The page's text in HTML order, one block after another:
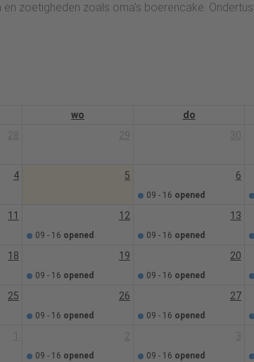
zoetigheden zoals oma's boerencake.
wo do
4 5 6
09 - 16 opened
11 12
09 - 16 opened
13
09 - 16 opened
18 19
09 - 16 opened
20
09 - 16 opened
25 26
09 - 16 opened
27
09 - 16 opened
09 - 16 opened 09 - 16 opened